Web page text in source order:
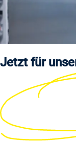
Jelena Marinovic
Stellvertretende OP-
Jetzt für